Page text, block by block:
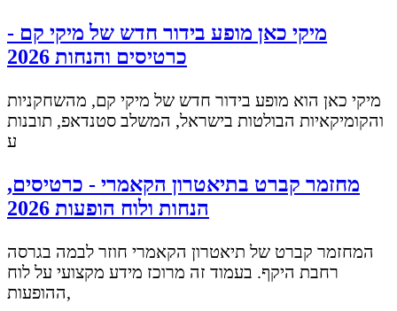
מיקי כאן מופע בידור חדש של מיקי קם -
כרטיסים והנחות 2026
מיקי כאן הוא מופע בידור חדש של מיקי קם, מהשחקניות
והקומיקאיות הבולטות בישראל, המשלב סטנדאפ, תובנות
ע
מחזמר קברט בתיאטרון הקאמרי - כרטיסים,
הנחות ולוח הופעות 2026
המחזמר קברט של תיאטרון הקאמרי חוזר לבמה בגרסה
רחבת היקף. בעמוד זה מרוכז מידע מקצועי על לוח
ההופעות,